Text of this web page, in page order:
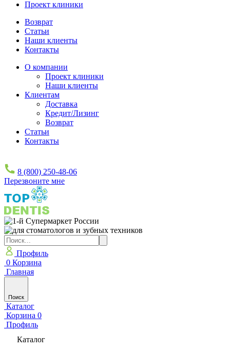
Проект клиники
Возврат
Статьи
Наши клиенты
Контакты
О компании
Проект клиники
Наши клиенты
Клиентам
Доставка
Кредит/Лизинг
Возврат
Статьи
Контакты
8 (800) 250-48-06
Перезвоните мне
Профиль
0 Корзина
Главная
Поиск
Каталог
Корзина 0
Профиль
Каталог